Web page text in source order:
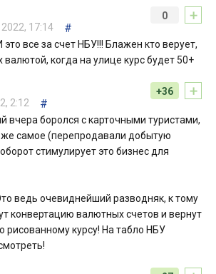
+
0
2022, 17:14
#
все за счет НБУ!!! Блажен кто верует,
валютой, когда на улице курс будет 50+
+
+36
2:12
#
вчера боролся с карточными туристами,
самое (перепродавали добытую
стимулирует это бизнес для
ведь очевиднейший разводняк, к тому
конвертацию валютных счетов и вернут
рисованному курсу! На табло НБУ